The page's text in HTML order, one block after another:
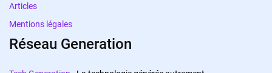
Articles
Mentions légales
Réseau Generation